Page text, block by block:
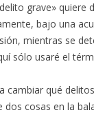
grave» quiere
bajo una
mientras se
sólo usaré el
cambiar qué
cosas en la